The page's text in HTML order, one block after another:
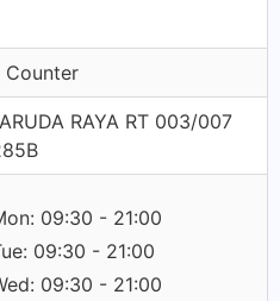
Counter
RAYA RT 003/007
09:30 - 21:00
09:30 - 21:00
09:30 - 21:00